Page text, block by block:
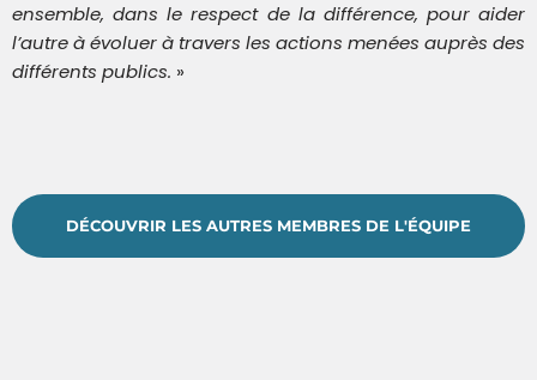
ensemble, dans le respect de la différence, pour aider
l’autre à évoluer à travers les actions menées auprès des
différents publics. »
DÉCOUVRIR LES AUTRES MEMBRES DE L'ÉQUIPE